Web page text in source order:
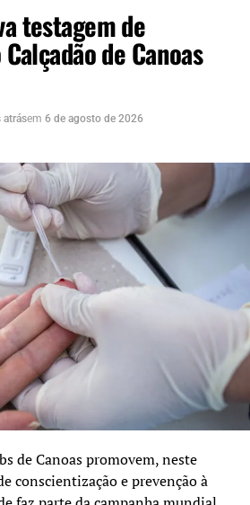
testagem de
de Canoas
atrásem 6 de agosto de 2026
de Canoas promovem, neste
conscientização e prevenção à